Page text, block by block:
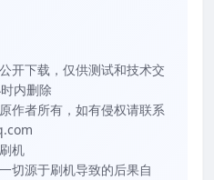
开下载，仅供测试和技术交
内删除
作者所有，如有侵权请联系
机
切源于刷机导致的后果自